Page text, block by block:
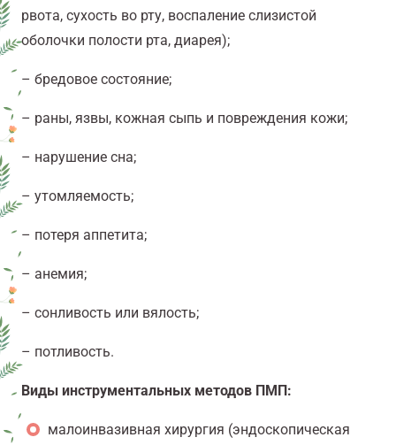
рвота, сухость во рту, воспаление слизистой
оболочки полости рта, диарея);
– бредовое состояние;
– раны, язвы, кожная сыпь и повреждения кожи;
– нарушение сна;
– утомляемость;
– потеря аппетита;
– анемия;
– сонливость или вялость;
– потливость.
Виды инструментальных методов ПМП:
малоинвазивная хирургия (эндоскопическая